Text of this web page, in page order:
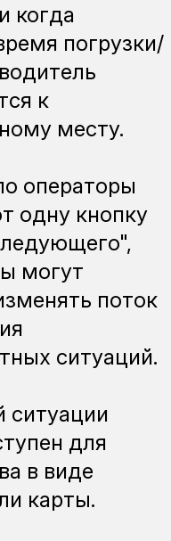
когда
погрузки/
к
месту.
операторы
одну кнопку
могут
поток
ситуаций.
ситуации
для
в виде
карты.